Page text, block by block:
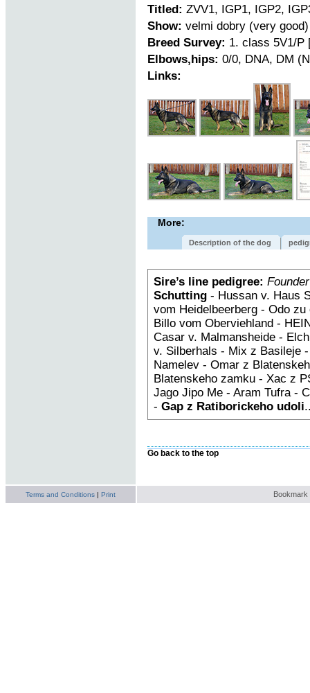
Titled: ZVV1, IGP1, IGP2,
Show: velmi dobry (very good)
Breed Survey: 1. class 5V1/P
Elbows,hips: 0/0, DNA, DM
Links:
More:
Description of the dog
Sire’s line pedigree: Founder
Schutting - Hussan v. Haus
vom Heidelbeerberg - Odo zu
Billo vom Oberviehland -
Casar v. Malmansheide -
v. Silberhals - Mix z Basileje
Namelev - Omar z
Blatenskeho zamku - Xac z
Jago Jipo Me - Aram Tufra -
- Gap z Ratiborickeho udoli
Go back to the top
Terms and Conditions | Print Bookmark